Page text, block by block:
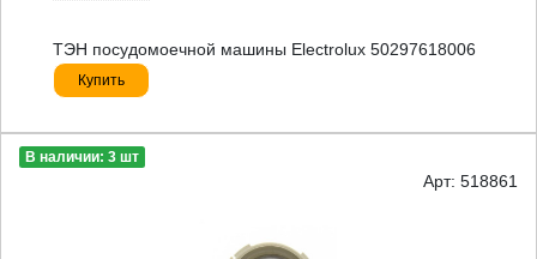
ТЭН посудомоечной машины Electrolux 50297618006
Купить
В наличии: 3 шт
Арт: 518861